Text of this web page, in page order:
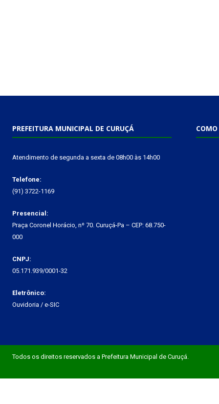
PREFEITURA MUNICIPAL DE CURUÇÁ
Atendimento de segunda a sexta de 08h00 às 14h00
Telefone:
(91) 3722-1169
Presencial:
Praça Coronel Horácio, nº 70. Curuçá-Pa – CEP: 68.750-
000
CNPJ:
05.171.939/0001-32
Eletrônico:
Ouvidoria / e-SIC
COMO
Todos os direitos reservados a Prefeitura Municipal de Curuçá.